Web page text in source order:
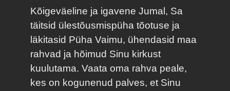
Kõigeväeline ja igavene Jumal, Sa
täitsid ülestõusmispüha tõotuse ja
läkitasid Püha Vaimu, ühendasid maa
rahvad ja hõimud Sinu kirkust
kuulutama. Vaata oma rahva peale,
kes on kogunenud palves, et Sinu